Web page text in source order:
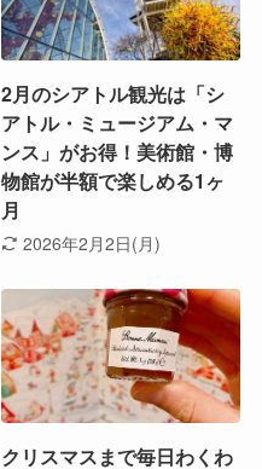
2月のシアトル観光は「シ
アトル・ミュージアム・マ
ンス」がお得！美術館・博
物館が半額で楽しめる1ヶ
月
2026年2月2日(月)
クリスマスまで毎日わくわ